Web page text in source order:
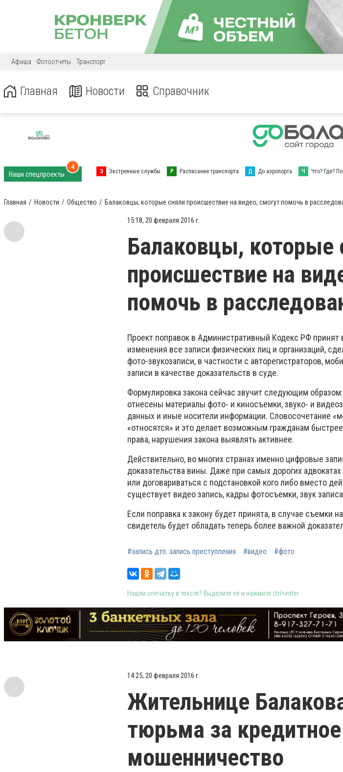
Афиша Фотоотчеты Транспорт
Главная Новости Справочник
Наши спецпроекты
4
Э Экстренные службы Р Расписание транспорта Д До аэропорта Ч Что? Где?
Главная Новости Общество Балаковцы, которые сняли происшествие на видео, смогут помочь в
15:18, 20 февраля 2016 г.
Балаковцы, которые
происшествие на
помочь в
Проект поправок в Административный Кодекс РФ
изменения все записи физических лиц и организаций,
фото-звукозаписи, в частности с авторегистраторов,
записи в качестве доказательств в суде.
Формулировка закона сейчас звучит следующим
отнесены материалы фото- и киносъемки, звуко- и
данных и иные носители информации. Словосочетание
«относятся» и это делает возможным гражданам
права, нарушения закона выявлять активнее.
Действительно, во многих странах именно цифровые
доказательства вины. Даже при самых дорогих
или договариваться с подстановкой кого либо вместо
существует видео запись, кадры фотосъемки, звук
Если поправка к закону будет принята, в случае съемки
свидетель будет обладать теперь более важной
#запись дтп. запись преступления #видео #фото
Нашли опечатку в тексте? Выделите её и нажмите ctrl+enter
14:25, 20 февраля 2016 г.
Жительнице
тюрьма за кредитное
мошенничество